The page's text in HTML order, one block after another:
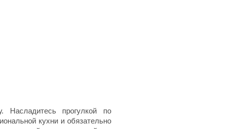
прогулкой по
кухни и обязательно